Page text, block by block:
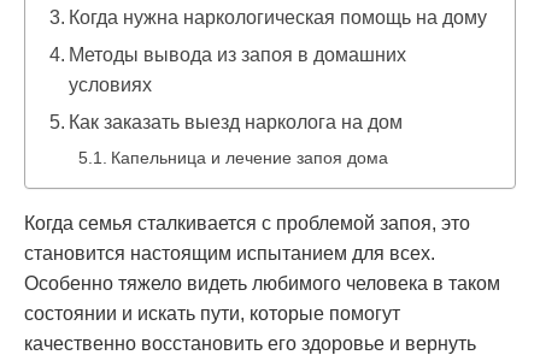
Когда нужна наркологическая помощь на дому
Методы вывода из запоя в домашних
условиях
Как заказать выезд нарколога на дом
Капельница и лечение запоя дома
Когда семья сталкивается с проблемой запоя, это
становится настоящим испытанием для всех.
Особенно тяжело видеть любимого человека в таком
состоянии и искать пути, которые помогут
качественно восстановить его здоровье и вернуть